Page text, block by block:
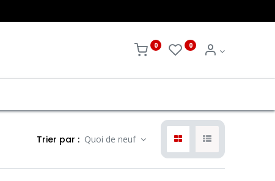
0 0
Trier par : Quoi de neuf